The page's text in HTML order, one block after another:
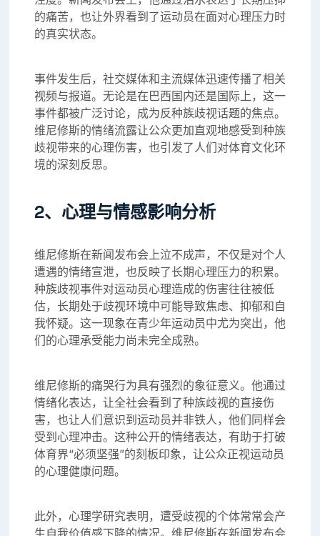
的痛苦，也让外界看到了运动员在面对心理压力时
的真实状态。
事件发生后，社交媒体和主流媒体迅速传播了相关
视频与报道。无论是在巴西国内还是国际上，这一
事件都被广泛讨论，成为反种族歧视话题的焦点。
维尼修斯的情绪流露让公众更加直观地感受到种族
歧视带来的心理伤害，也引发了人们对体育文化环
境的深刻反思。
2、心理与情感影响分析
维尼修斯在新闻发布会上泣不成声，不仅是对个人
遭遇的情绪宣泄，也反映了长期心理压力的积累。
种族歧视事件对运动员心理造成的伤害往往被低
估，长期处于歧视环境中可能导致焦虑、抑郁和自
我怀疑。这一现象在青少年运动员中尤为突出，他
们的心理承受能力尚未完全成熟。
维尼修斯的痛哭行为具有强烈的象征意义。他通过
情绪化表达，让全社会看到了种族歧视的直接伤
害，也让人们意识到运动员并非铁人，他们同样会
受到心理冲击。这种公开的情绪表达，有助于打破
体育界“必须坚强”的刻板印象，让公众正视运动员
的心理健康问题。
此外，心理学研究表明，遭受歧视的个体常常会产
生自我价值感下降的情况。维尼修斯在新闻发布会